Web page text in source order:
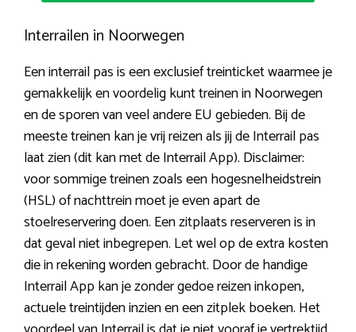
Interrailen in Noorwegen
Een interrail pas is een exclusief treinticket waarmee je
gemakkelijk en voordelig kunt treinen in Noorwegen
en de sporen van veel andere EU gebieden. Bij de
meeste treinen kan je vrij reizen als jij de Interrail pas
laat zien (dit kan met de Interrail App). Disclaimer:
voor sommige treinen zoals een hogesnelheidstrein
(HSL) of nachttrein moet je even apart de
stoelreservering doen. Een zitplaats reserveren is in
dat geval niet inbegrepen. Let wel op de extra kosten
die in rekening worden gebracht. Door de handige
Interrail App kan je zonder gedoe reizen inkopen,
actuele treintijden inzien en een zitplek boeken. Het